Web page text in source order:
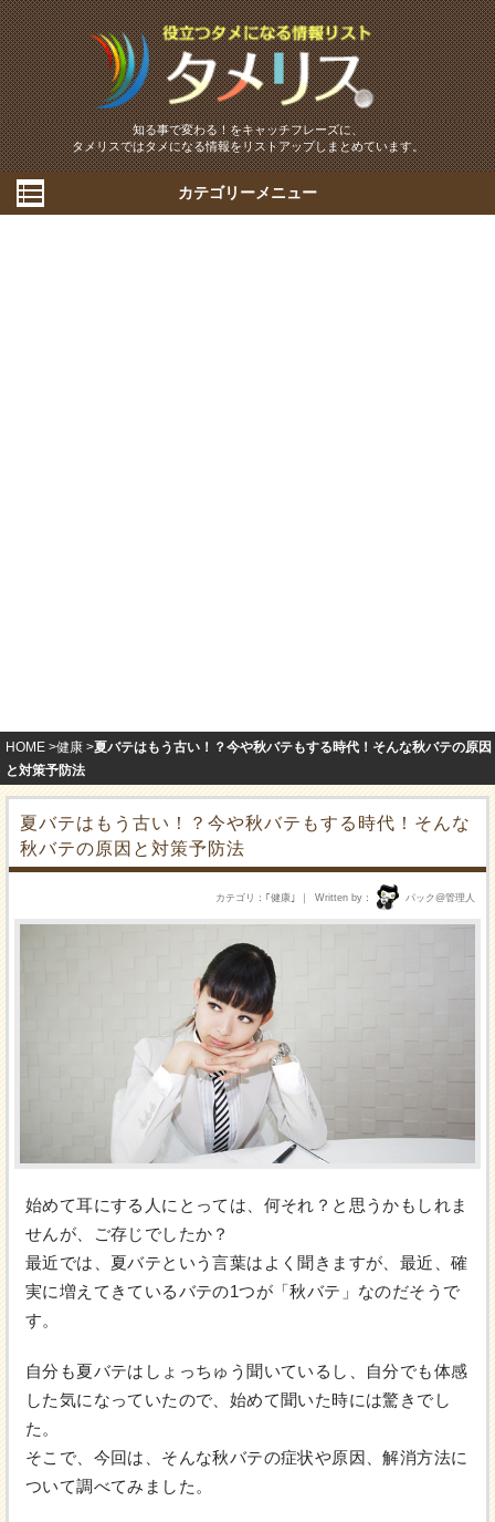
知る事で変わる！をキャッチフレーズに、
タメリスではタメになる情報をリストアップしまとめています。
カテゴリーメニュー
HOME 健康
夏バテはもう古い！？今や秋バテもする時代！そんな秋バテの原因
と対策予防法
夏バテはもう古い！？今や秋バテもする時代！そんな
秋バテの原因と対策予防法
Written by パック@管理人
カテゴリ ｢健康 ｣
始めて耳にする人にとっては、何それ？と思うかもしれま
せんが、ご存じでしたか？
最近では、夏バテという言葉はよく聞きますが、最近、確
実に増えてきているバテの1つが「秋バテ」なのだそうで
す。
自分も夏バテはしょっちゅう聞いているし、自分でも体感
した気になっていたので、始めて聞いた時には驚きでし
た。
そこで、今回は、そんな秋バテの症状や原因、解消方法に
ついて調べてみました。